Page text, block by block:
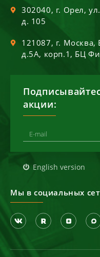
302040, г. Орел,
д. 105
121087, г. Москва,
д.5А, корп.1, БЦ
акции:
English version
Мы в социальных